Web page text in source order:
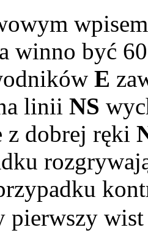
winno być
E
linii NS
z dobrej ręki
pierwszy